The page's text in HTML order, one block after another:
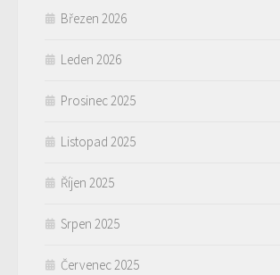
Březen 2026
Leden 2026
Prosinec 2025
Listopad 2025
Říjen 2025
Srpen 2025
Červenec 2025